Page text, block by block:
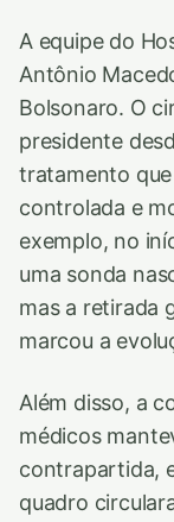
A equipe do
Antônio
Bolsonaro. O
presidente
tratamento
controlada e
exemplo, no
uma sonda
mas a retirada
marcou a
Além disso, a
médicos
contrapartida,
quadro